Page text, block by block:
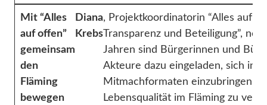
Mit “Alles
auf offen”
gemeinsam
den
Fläming
bewegen
Diana
Krebs
, Projektkoordinatorin “Alles auf
Transparenz und Beteiligung”,
Jahren sind Bürgerinnen und
Akteure dazu eingeladen, sich in
Mitmachformaten einzubringen,
Lebensqualität im Fläming zu